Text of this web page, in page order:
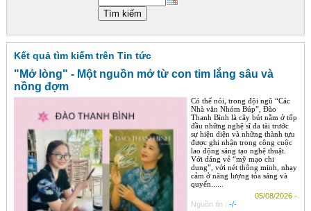
Liên hệ
Tìm kiếm
Kết quả tìm kiếm trên Tin tức
"Mở lòng" - Một nguồn mở từ con tim lắng sâu và
nồng đợm
Có thể nói, trong đội ngũ “Các
Nhà văn Nhóm Búp”, Đào
Thanh Bình là cây bút nằm ở tốp
đầu những nghệ sĩ đa tài trước
sự hiện diện và những thành tựu
được ghi nhận trong công cuộc
lao động sáng tạo nghệ thuật.
Với dáng vẻ “mỹ mạo chi
dung”, với nét thông minh, nhạy
cảm ở năng lượng tỏa sáng và
quyến......
05/08/2026 -
Nguồn tin : -/-